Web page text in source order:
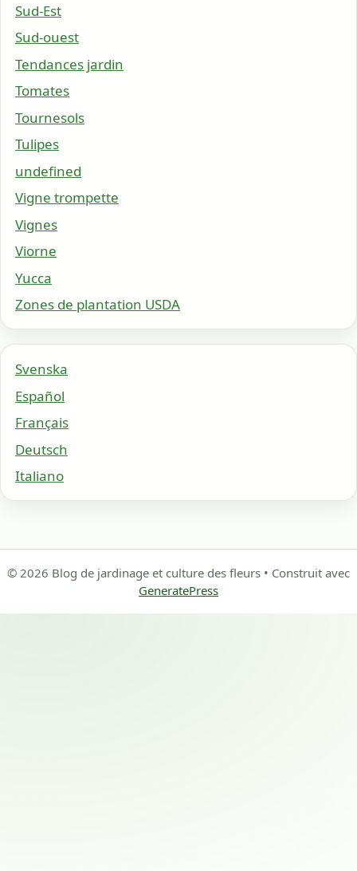
Sud-Est
Sud-ouest
Tendances jardin
Tomates
Tournesols
Tulipes
undefined
Vigne trompette
Vignes
Viorne
Yucca
Zones de plantation USDA
Svenska
Español
Français
Deutsch
Italiano
© 2026 Blog de jardinage et culture des fleurs • Construit avec
GeneratePress